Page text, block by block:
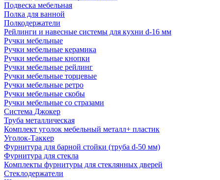
Подвеска мебельная
Полка для ванной
Полкодержатели
Рейлинги и навесные системы для кухни d-16 мм
Ручки мебельные
Ручки мебельные керамика
Ручки мебельные кнопки
Ручки мебельные рейлинг
Ручки мебельные торцевые
Ручки мебельные ретро
Ручки мебельные скобы
Ручки мебельные со стразами
Система Джокер
Труба металлическая
Комплект уголок мебельный металл+ пластик
Уголок-Таккер
Фурнитура для барной стойки (труба d-50 мм)
Фурнитура для стекла
Комплекты фурнитуры для стеклянных дверей
Стеклодержатели